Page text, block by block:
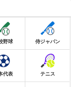
野球 侍ジャパン
代表 テニス